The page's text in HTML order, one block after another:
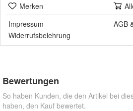
Merken
Impressum
AGB
Widerrufsbelehrung
Bewertungen
So haben Kunden, die den Artikel bei
haben, den Kauf bewertet.